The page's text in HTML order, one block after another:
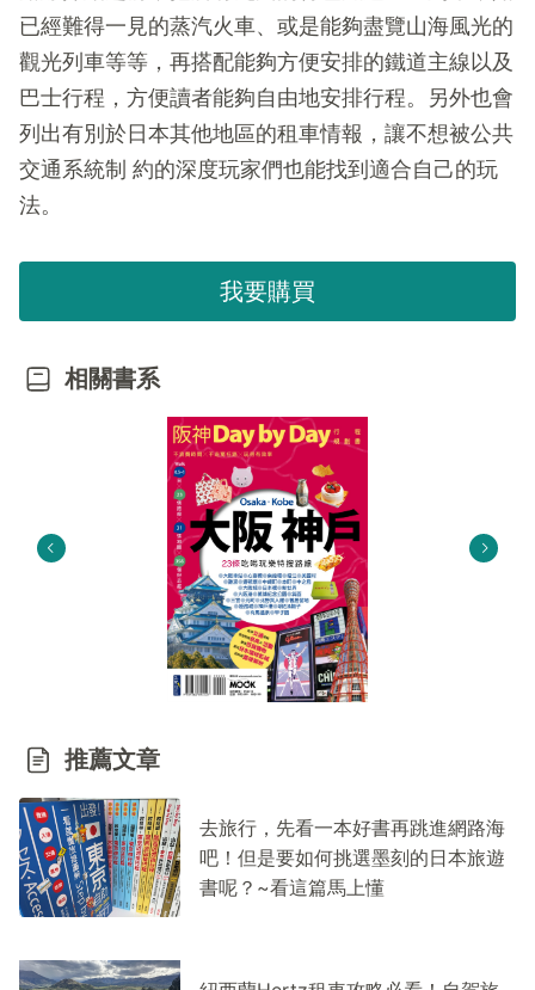
已經難得一見的蒸汽火車、或是能夠盡覽山海風光的
觀光列車等等，再搭配能夠方便安排的鐵道主線以及
巴士行程，方便讀者能夠自由地安排行程。另外也會
列出有別於日本其他地區的租車情報，讓不想被公共
交通系統制 約的深度玩家們也能找到適合自己的玩
法。
我要購買
相關書系
推薦文章
去旅行，先看一本好書再跳進網路海
吧！但是要如何挑選墨刻的日本旅遊
書呢？~看這篇馬上懂